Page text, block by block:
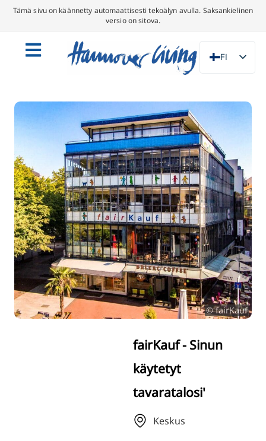
Tämä sivu on käännetty automaattisesti tekoälyn avulla. Saksankielinen
versio on sitova.
FI
DE
ES
IT
DA
SV
FR
PT
TR
RU
ZH
JA
© fairKauf
fairKauf - Sinun
käytetyt
tavaratalosi'
Keskus